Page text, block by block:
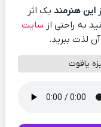
این هنرمند یک اثر
به راحتی از سایت
لذت ببرید.
یاقوت